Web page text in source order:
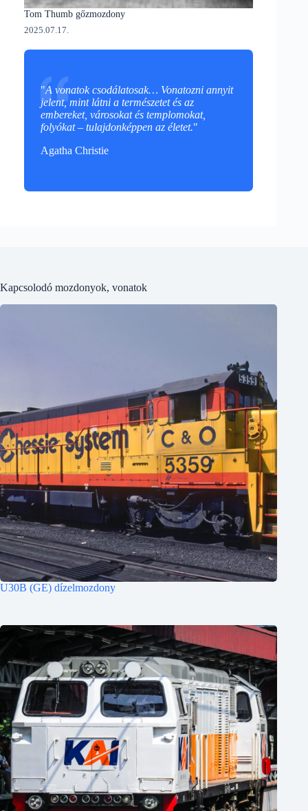
Tom Thumb gőzmozdony
2025.07.17.
"A vonatok csodálatosak… Vonatozni annyit
jelent, mint látni a természetet és az
embereket, városokat és templomokat,
folyókat – tulajdonképpen az életet."
Agatha Christie
Kapcsolodó mozdonyok, vonatok
U30B (GE) dízelmozdony